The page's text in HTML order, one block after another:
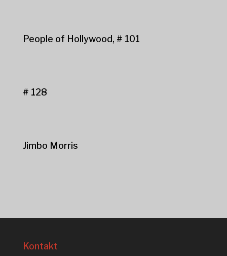
People of Hollywood, # 101
# 128
Jimbo Morris
Kontakt